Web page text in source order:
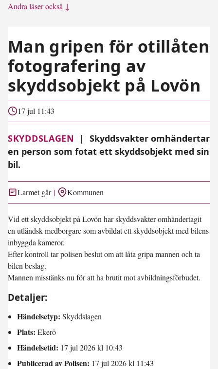
Andra läser också ↓
Man gripen för otillåten
fotografering av
skyddsobjekt på Lovön
17 jul 11:43
SKYDDSLAGEN |
Skyddsvakter omhändertar
en person som fotat ett skyddsobjekt med sin
bil.
Larmet går Kommunen
Vid ett skyddsobjekt på Lovön har skyddsvakter omhändertagit
en utländsk medborgare som avbildat ett skyddsobjekt med bilens
inbyggda kameror.
Efter kontroll tar polisen beslut om att låta gripa mannen och ta
bilen beslag.
Mannen misstänks nu för att ha brutit mot avbildningsförbudet.
Detaljer:
Händelsetyp: Skyddslagen
Plats: Ekerö
Händelsetid: 17 jul 2026 kl 10:43
Publicerad av Polisen: 17 jul 2026 kl 11:43